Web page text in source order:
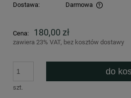
Dostawa:
Darmowa
Cena nie zawiera ewentualnych
Cena: 180,00 zł
zawiera 23% VAT, bez kosztów dostawy
szt.
do